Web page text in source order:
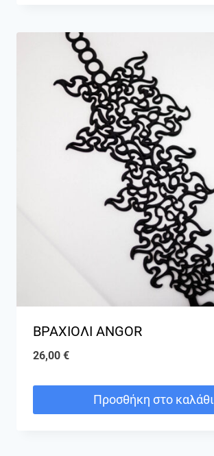
ΒΡΑΧΙΟΛΙ ANGOR
26,00 €
Προσθήκη στο καλάθι